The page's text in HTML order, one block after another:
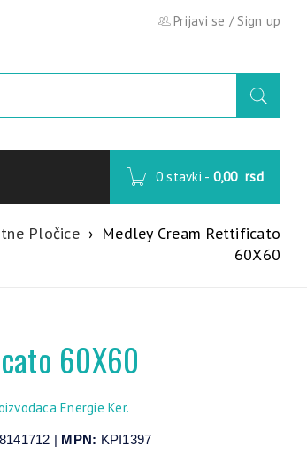
Prijavi se /Sign up
0 stavki - 0,00 rsd
Pločice › Medley Cream Rettificato
60X60
60X60
Energie Ker.
| MPN: KPI1397